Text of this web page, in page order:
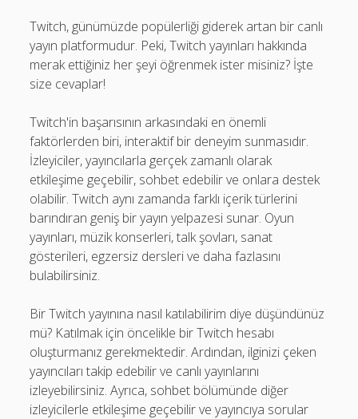
Twitch, günümüzde popülerliği giderek artan bir canlı
yayın platformudur. Peki, Twitch yayınları hakkında
merak ettiğiniz her şeyi öğrenmek ister misiniz? İşte
size cevaplar!
Twitch'in başarısının arkasındaki en önemli
faktörlerden biri, interaktif bir deneyim sunmasıdır.
İzleyiciler, yayıncılarla gerçek zamanlı olarak
etkileşime geçebilir, sohbet edebilir ve onlara destek
olabilir. Twitch aynı zamanda farklı içerik türlerini
barındıran geniş bir yayın yelpazesi sunar. Oyun
yayınları, müzik konserleri, talk şovları, sanat
gösterileri, egzersiz dersleri ve daha fazlasını
bulabilirsiniz.
Bir Twitch yayınına nasıl katılabilirim diye düşündünüz
mü? Katılmak için öncelikle bir Twitch hesabı
oluşturmanız gerekmektedir. Ardından, ilginizi çeken
yayıncıları takip edebilir ve canlı yayınlarını
izleyebilirsiniz. Ayrıca, sohbet bölümünde diğer
izleyicilerle etkileşime geçebilir ve yayıncıya sorular